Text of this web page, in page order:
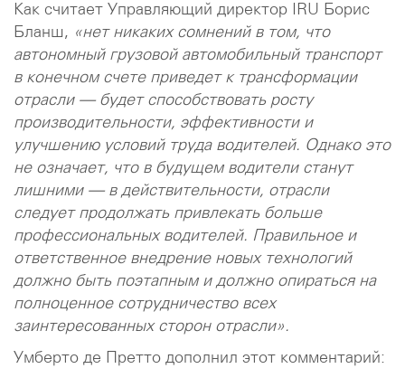
Как считает Управляющий директор IRU Борис
Бланш, «нет никаких сомнений в том, что
автономный грузовой автомобильный транспорт
в конечном счете приведет к трансформации
отрасли — будет способствовать росту
производительности, эффективности и
улучшению условий труда водителей. Однако это
не означает, что в будущем водители станут
лишними — в действительности, отрасли
следует продолжать привлекать больше
профессиональных водителей. Правильное и
ответственное внедрение новых технологий
должно быть поэтапным и должно опираться на
полноценное сотрудничество всех
заинтересованных сторон отрасли».
Умберто де Претто дополнил этот комментарий: